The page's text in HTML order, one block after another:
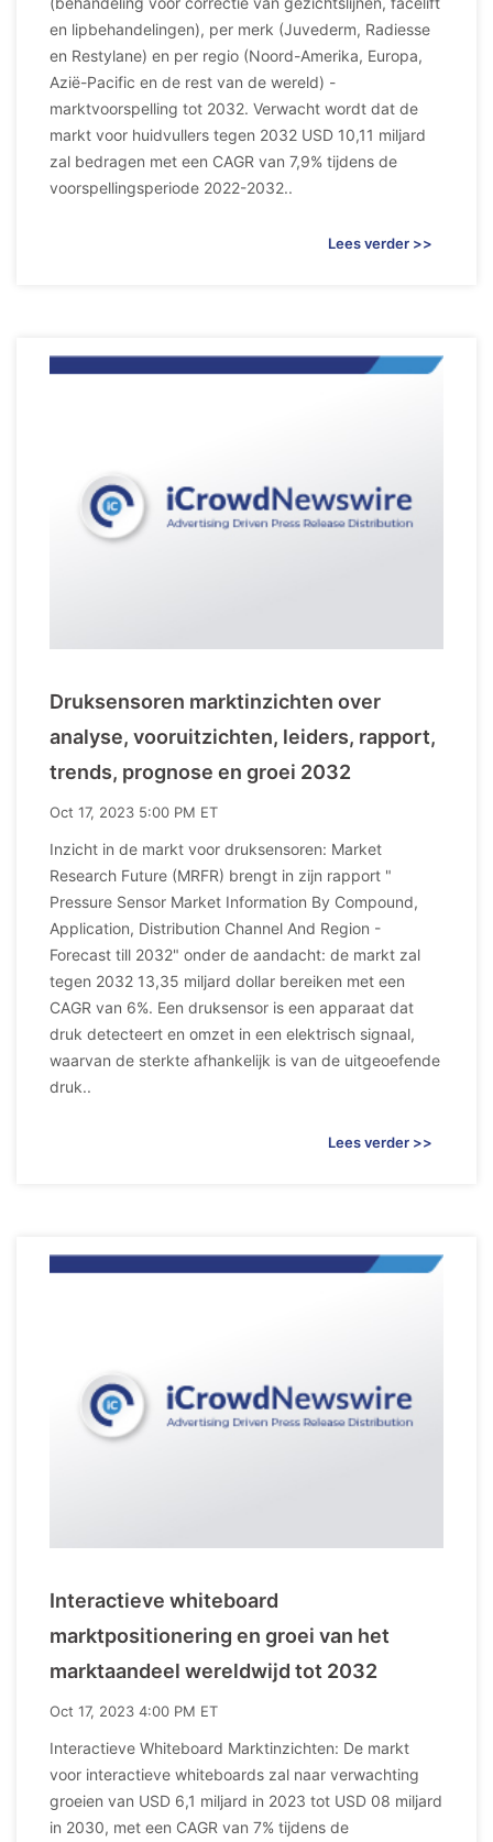
en lipbehandelingen), per merk (Juvederm, Radiesse
en Restylane) en per regio (Noord-Amerika, Europa,
Azië-Pacific en de rest van de wereld) -
marktvoorspelling tot 2032. Verwacht wordt dat de
markt voor huidvullers tegen 2032 USD 10,11 miljard
zal bedragen met een CAGR van 7,9% tijdens de
voorspellingsperiode 2022-2032..
Lees verder >>
Druksensoren marktinzichten over
analyse, vooruitzichten, leiders, rapport,
trends, prognose en groei 2032
Oct 17, 2023 5:00 PM ET
Inzicht in de markt voor druksensoren: Market
Research Future (MRFR) brengt in zijn rapport "
Pressure Sensor Market Information By Compound,
Application, Distribution Channel And Region -
Forecast till 2032" onder de aandacht: de markt zal
tegen 2032 13,35 miljard dollar bereiken met een
CAGR van 6%. Een druksensor is een apparaat dat
druk detecteert en omzet in een elektrisch signaal,
waarvan de sterkte afhankelijk is van de uitgeoefende
druk..
Lees verder >>
Interactieve whiteboard
marktpositionering en groei van het
marktaandeel wereldwijd tot 2032
Oct 17, 2023 4:00 PM ET
Interactieve Whiteboard Marktinzichten: De markt
voor interactieve whiteboards zal naar verwachting
groeien van USD 6,1 miljard in 2023 tot USD 08 miljard
in 2030, met een CAGR van 7% tijdens de